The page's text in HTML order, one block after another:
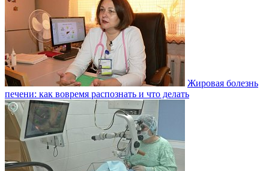
Жировая болезнь
печени: как вовремя распознать и что делать